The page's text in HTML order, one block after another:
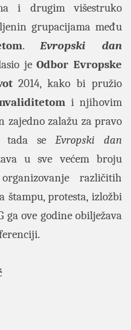
i drugim višestruko
grupacijama među
.Evropski dan
jeOdbor Evropske
2014, kako bi pružio
i njihovim
zajedno zalažu za pravo
tada se Evropski dan
u sve većem broju
različitih
štampu, protesta, izložbi
ga ove godine obilježava